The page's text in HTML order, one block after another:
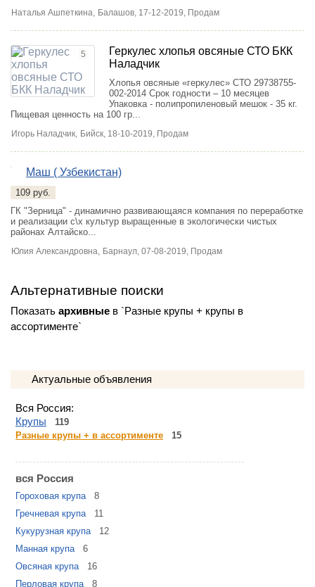
Наталья Ашпеткина, Балашов, 17-12-2019, Продам
5
Геркулес хлопья овсяные СТО БКК
Наладчик
Хлопья овсяные «геркулес» СТО 29738755-
002-2014 Срок годности – 10 месяцев
Упаковка - полипропиленовый мешок - 35 кг.
Пищевая ценность на 100 гр...
Игорь Наладчик, Бийск, 18-10-2019, Продам
Маш ( Узбекистан)
109 руб.
ГК "Зерница" - динамично развивающаяся компания по переработке
и реализации с\х культур выращенные в экологически чистых
районах Алтайско...
Юлия Александровна, Барнаул, 07-08-2019, Продам
Альтернативные поиски
Показать архивные в `Разные крупы + крупы в
ассортименте`
Актуальные объявления
Вся Россия:
Крупы
119
Разные крупы + в ассортименте
15
вся Россия
Гороховая крупа
8
Гречневая крупа
11
Кукурузная крупа
12
Манная крупа
6
Овсяная крупа
16
Перловая крупа
8